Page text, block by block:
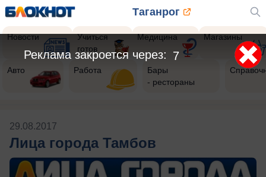
Таганрог
Новости
Учиться
готов
Медицина Магазины
Авто Работа
Бары
- рестораны
29.08.2017
Лица города Тамбов
7
Реклама закроется через: